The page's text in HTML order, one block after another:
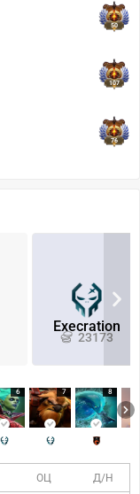
50
107
76
Execration
23173
6 7 8
ОЦ Д/Н